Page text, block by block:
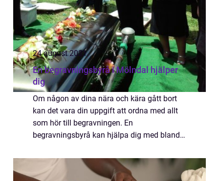
24 august 2021
En begravningsbyrå i Mölndal hjälper
dig
Om någon av dina nära och kära gått bort
kan det vara din uppgift att ordna med allt
som hör till begravningen. En
begravningsbyrå kan hjälpa dig med bland
ordna be...